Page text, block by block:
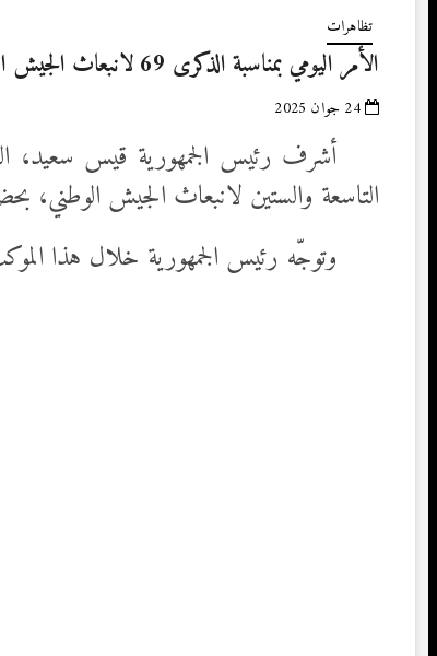
تظاهرات
الأمر اليومي بمناسبة الذكرى 69 لانبعاث الجيش الوطني
24 جوان 2025
التاسعة والستين لانبعاث الجيش الوطني،
وتوجّه رئيس الجمهورية خلال هذا